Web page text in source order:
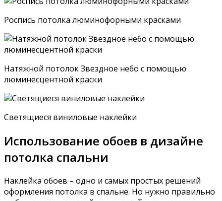
Роспись потолка люминофорными красками
Натяжной потолок Звездное небо с помощью
люминесцентной краски
Светящиеся виниловые наклейки
Использование обоев в дизайне
потолка спальни
Наклейка обоев – одно и самых простых решений
оформления потолка в спальне. Но нужно правильно